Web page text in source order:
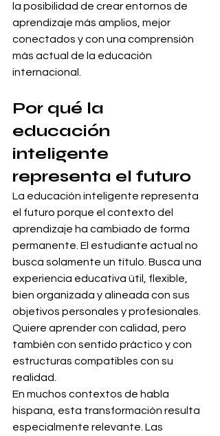
la posibilidad de crear entornos de
aprendizaje más amplios, mejor
conectados y con una comprensión
más actual de la educación
internacional.
Por qué la
educación
inteligente
representa el futuro
La educación inteligente representa
el futuro porque el contexto del
aprendizaje ha cambiado de forma
permanente. El estudiante actual no
busca solamente un título. Busca una
experiencia educativa útil, flexible,
bien organizada y alineada con sus
objetivos personales y profesionales.
Quiere aprender con calidad, pero
también con sentido práctico y con
estructuras compatibles con su
realidad.
En muchos contextos de habla
hispana, esta transformación resulta
especialmente relevante. Las